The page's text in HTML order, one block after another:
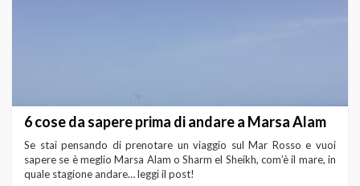
6 cose da sapere prima di andare a Marsa Alam
Se stai pensando di prenotare un viaggio sul Mar Rosso e vuoi
sapere se è meglio Marsa Alam o Sharm el Sheikh, com’è il mare, in
quale stagione andare… leggi il post!